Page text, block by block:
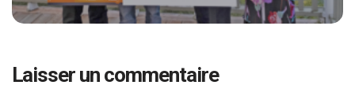
Laisser un commentaire